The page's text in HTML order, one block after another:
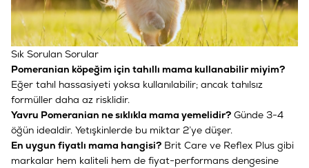
Sık Sorulan Sorular
Pomeranian köpeğim için tahıllı mama kullanabilir miyim?
Eğer tahıl hassasiyeti yoksa kullanılabilir; ancak tahılsız
formüller daha az risklidir.
Yavru Pomeranian ne sıklıkla mama yemelidir? Günde 3-4
öğün idealdir. Yetışkinlerde bu miktar 2’ye düşer.
En uygun fiyatlı mama hangisi? Brit Care ve Reflex Plus gibi
markalar hem kaliteli hem de fiyat-performans dengesine